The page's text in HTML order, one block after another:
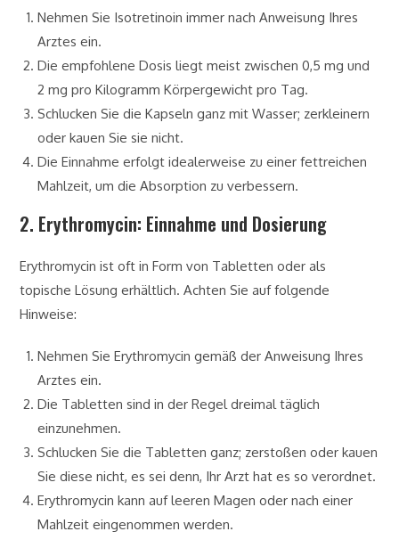
Nehmen Sie Isotretinoin immer nach Anweisung Ihres
Arztes ein.
Die empfohlene Dosis liegt meist zwischen 0,5 mg und
2 mg pro Kilogramm Körpergewicht pro Tag.
Schlucken Sie die Kapseln ganz mit Wasser; zerkleinern
oder kauen Sie sie nicht.
Die Einnahme erfolgt idealerweise zu einer fettreichen
Mahlzeit, um die Absorption zu verbessern.
2. Erythromycin: Einnahme und Dosierung
Erythromycin ist oft in Form von Tabletten oder als
topische Lösung erhältlich. Achten Sie auf folgende
Hinweise:
Nehmen Sie Erythromycin gemäß der Anweisung Ihres
Arztes ein.
Die Tabletten sind in der Regel dreimal täglich
einzunehmen.
Schlucken Sie die Tabletten ganz; zerstoßen oder kauen
Sie diese nicht, es sei denn, Ihr Arzt hat es so verordnet.
Erythromycin kann auf leeren Magen oder nach einer
Mahlzeit eingenommen werden.